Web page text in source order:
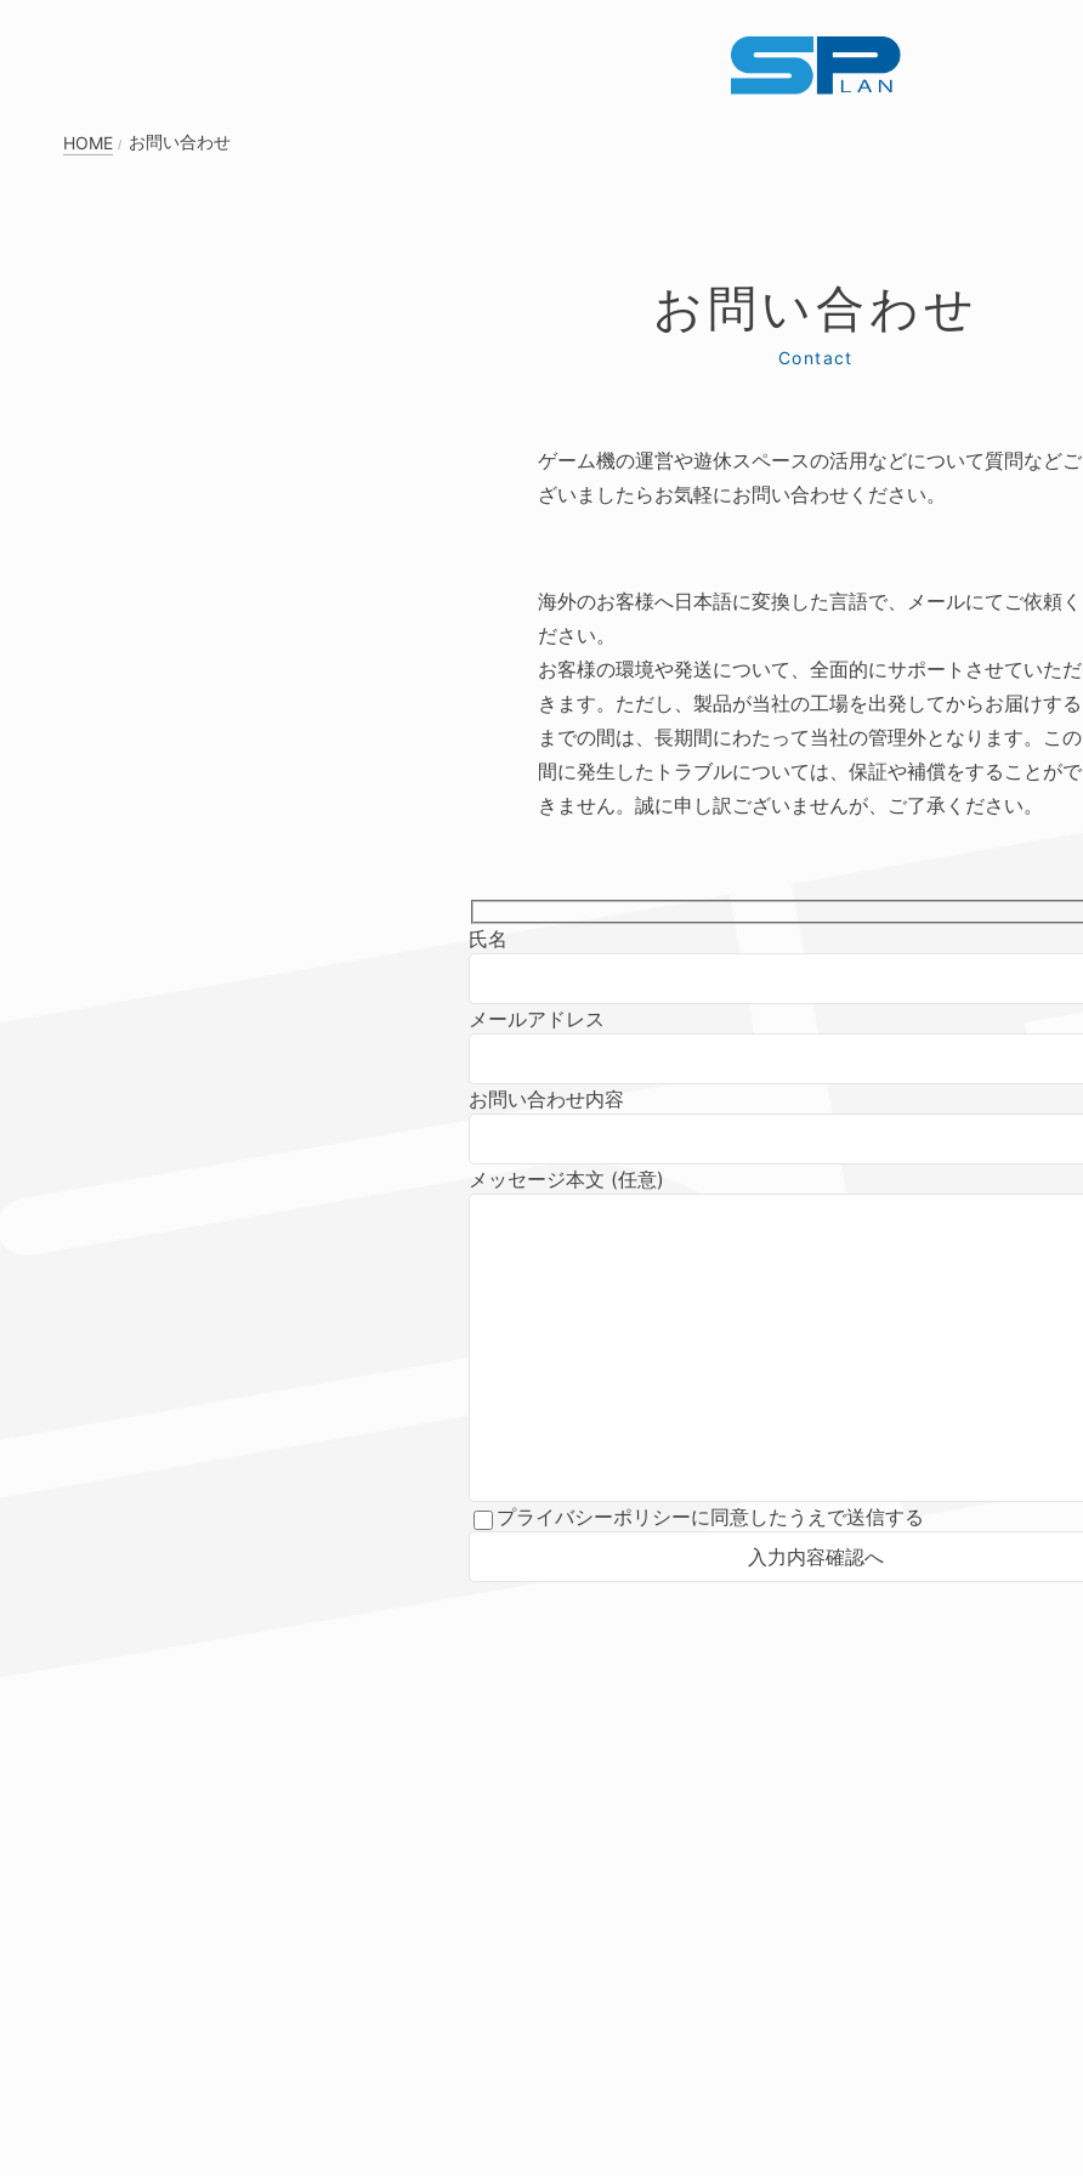
HOME お問い合わせ
お問い合わせ
Contact
ゲーム機の運営や遊休スペースの活用などについて質問などご
ざいましたらお気軽にお問い合わせください。
海外のお客様へ日本語に変換した言語で、メールにてご依頼く
ださい。
お客様の環境や発送について、全面的にサポートさせていただ
きます。ただし、製品が当社の工場を出発してからお届けする
までの間は、長期間にわたって当社の管理外となります。この
間に発生したトラブルについては、保証や補償をすることがで
きません。誠に申し訳ございませんが、ご了承ください。
氏名
メールアドレス
お問い合わせ内容
メッセージ本文 (任意)
プライバシーポリシーに同意したうえで送信する